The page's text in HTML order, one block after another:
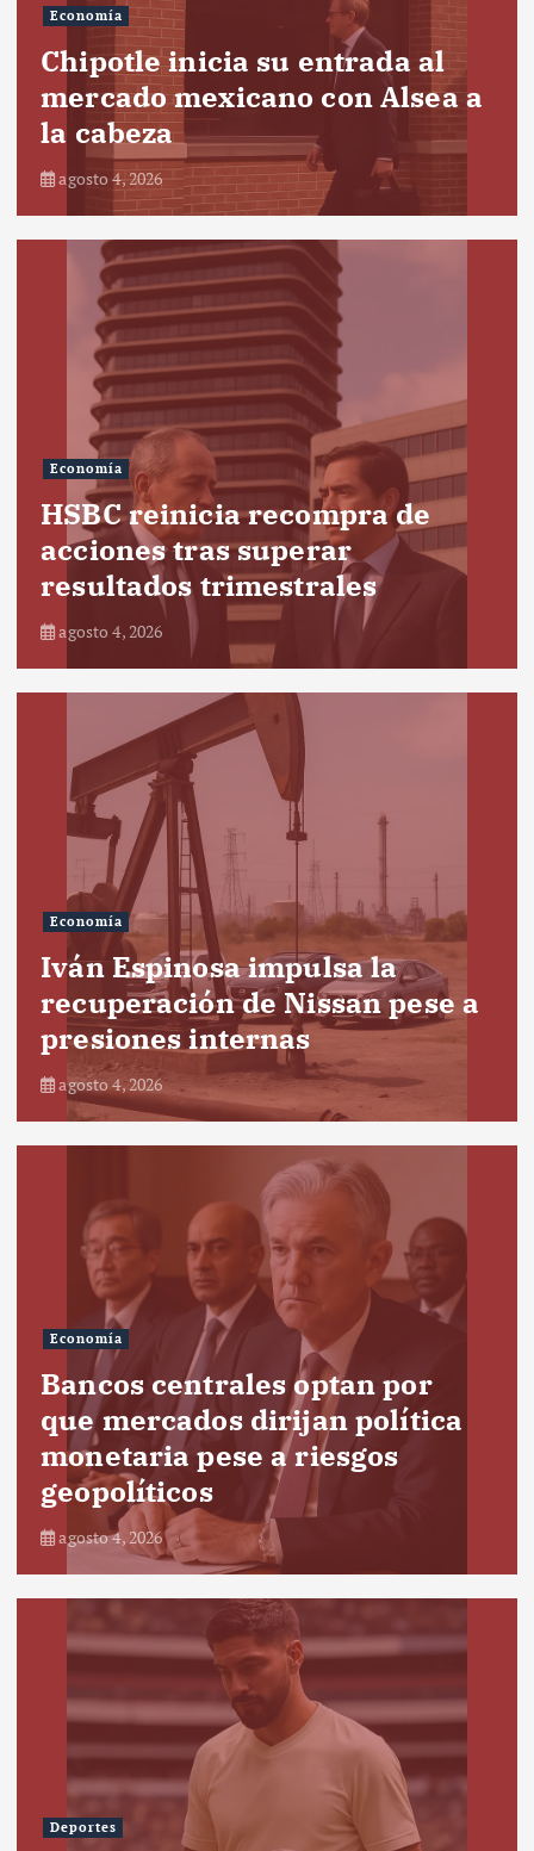
Economía
Chipotle inicia su entrada al
mercado mexicano con Alsea a
la cabeza
agosto 4, 2026
Economía
HSBC reinicia recompra de
acciones tras superar
resultados trimestrales
agosto 4, 2026
Economía
Iván Espinosa impulsa la
recuperación de Nissan pese a
presiones internas
agosto 4, 2026
Economía
Bancos centrales optan por
que mercados dirijan política
monetaria pese a riesgos
geopolíticos
agosto 4, 2026
Deportes